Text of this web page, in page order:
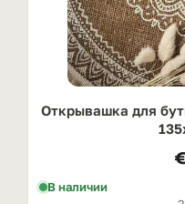
Открывашка для
В наличии